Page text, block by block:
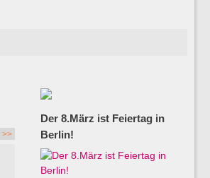
>>
Der 8.März ist Feiertag in
Berlin!